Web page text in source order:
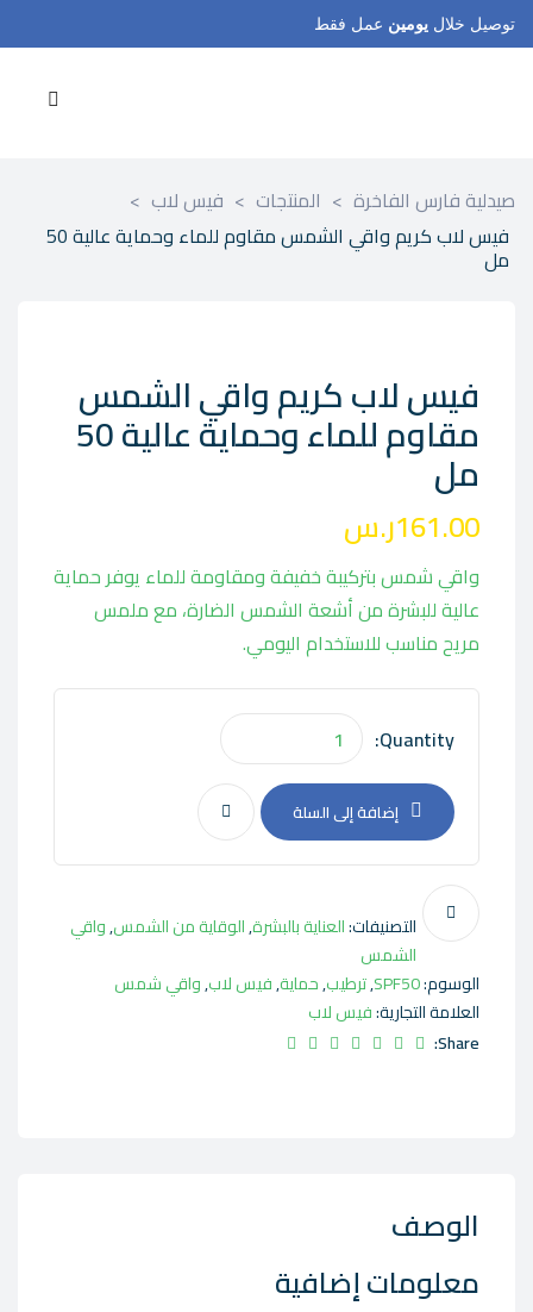
توصيل خلال يومين عمل فقط
صيدلية فارس الفاخرة > المنتجات > فيس لاب >
فيس لاب كريم واقي الشمس مقاوم للماء وحماية عالية 50
مل
فيس لاب كريم واقي الشمس
مقاوم للماء وحماية عالية 50
مل
161.00ر.س
واقي شمس بتركيبة خفيفة ومقاومة للماء يوفر حماية
عالية للبشرة من أشعة الشمس الضارة، مع ملمس
مريح مناسب للاستخدام اليومي.
Quantity:
إضافة إلى السلة
التصنيفات:العناية بالبشرة,الوقاية من الشمس,واقي
الشمس
الوسوم:SPF50
,ترطيب,حماية,فيس لاب,واقي شمس
العلامة التجارية:فيس لاب
Share:
الوصف
معلومات إضافية